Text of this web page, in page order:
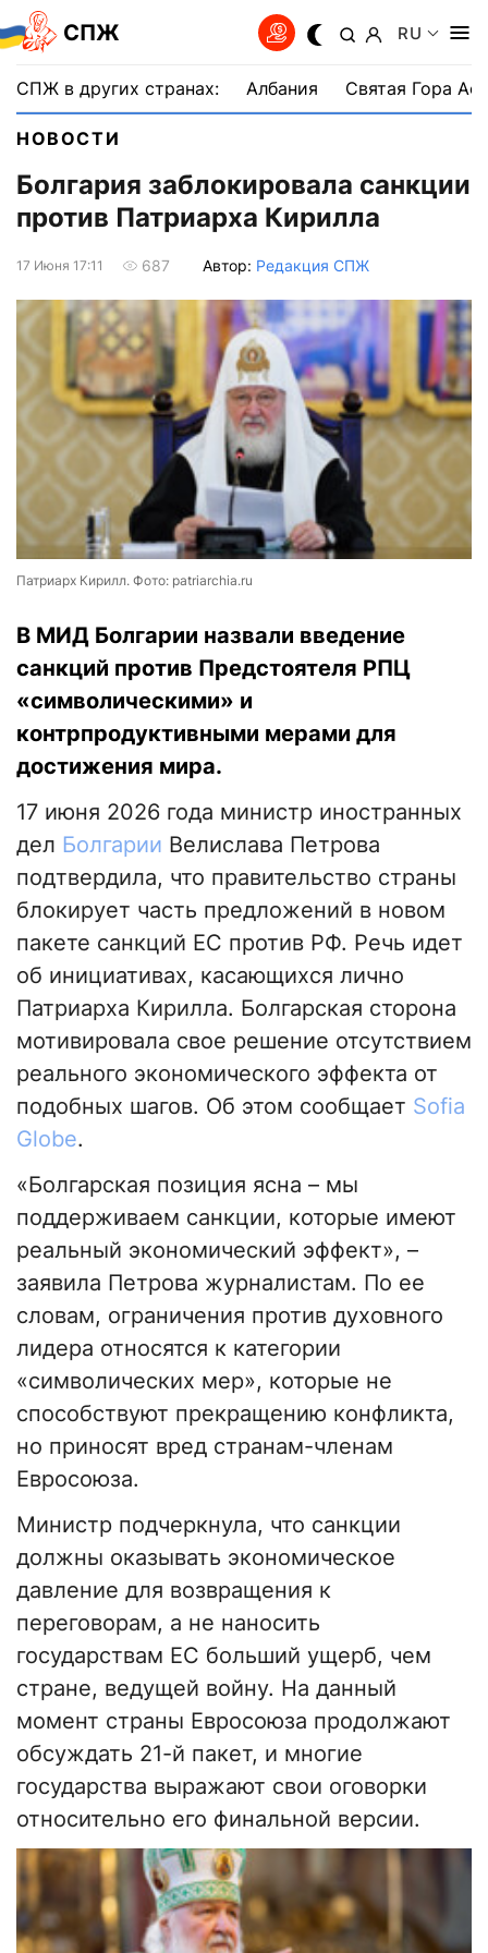
СПЖ RU
СПЖ в других странах: Албания Святая Гора
НОВОСТИ
Болгария заблокировала санкции
против Патриарха Кирилла
17 Июня 17:11 687 Автор: Редакция СПЖ
Патриарх Кирилл. Фото: patriarchia.ru
В МИД Болгарии назвали введение
санкций против Предстоятеля РПЦ
«символическими» и
контрпродуктивными мерами для
достижения мира.
17 июня 2026 года министр иностранных
дел Болгарии Велислава Петрова
подтвердила, что правительство страны
блокирует часть предложений в новом
пакете санкций ЕС против РФ. Речь идет
об инициативах, касающихся лично
Патриарха Кирилла. Болгарская сторона
мотивировала свое решение отсутствием
реального экономического эффекта от
подобных шагов. Об этом сообщает Sofia
Globe.
«Болгарская позиция ясна – мы
поддерживаем санкции, которые имеют
реальный экономический эффект», –
заявила Петрова журналистам. По ее
словам, ограничения против духовного
лидера относятся к категории
«символических мер», которые не
способствуют прекращению конфликта,
но приносят вред странам-членам
Евросоюза.
Министр подчеркнула, что санкции
должны оказывать экономическое
давление для возвращения к
переговорам, а не наносить
государствам ЕС больший ущерб, чем
стране, ведущей войну. На данный
момент страны Евросоюза продолжают
обсуждать 21-й пакет, и многие
государства выражают свои оговорки
относительно его финальной версии.